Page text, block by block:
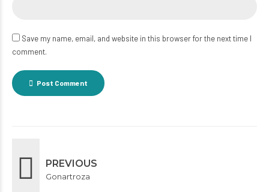
Save my name, email, and website in this browser for the next time I
comment.
Post Comment
PREVIOUS
Gonartroza